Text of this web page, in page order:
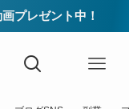
プレゼント中！